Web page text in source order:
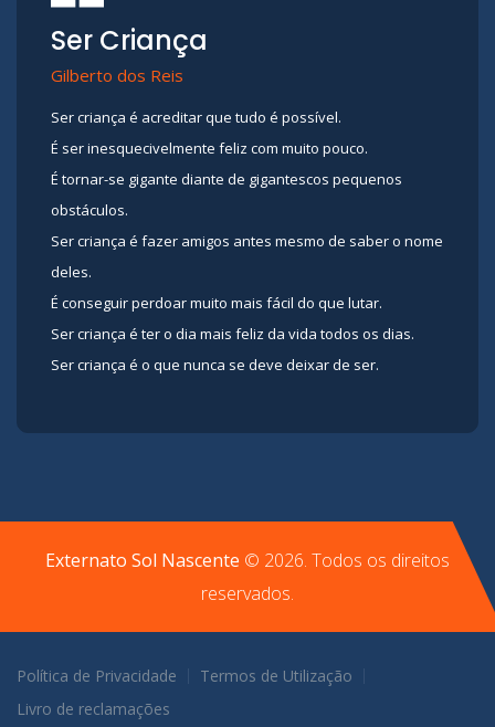
Ser Criança
Gilberto dos Reis
Ser criança é acreditar que tudo é possível.
É ser inesquecivelmente feliz com muito pouco.
É tornar-se gigante diante de gigantescos pequenos
obstáculos.
Ser criança é fazer amigos antes mesmo de saber o nome
deles.
É conseguir perdoar muito mais fácil do que lutar.
Ser criança é ter o dia mais feliz da vida todos os dias.
Ser criança é o que nunca se deve deixar de ser.
Externato Sol Nascente © 2026. Todos os direitos
reservados.
Política de Privacidade
Termos de Utilização
Livro de reclamações